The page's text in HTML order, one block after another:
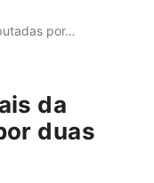
por…
da
duas